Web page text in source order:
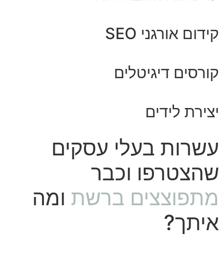
קידום אורגני SEO
קורסים דיגיטלים
יצירת לידים
עשרות בעלי עסקים
שהצטרפו וכבר
מתפוצצים ברשת ומה
איתך?